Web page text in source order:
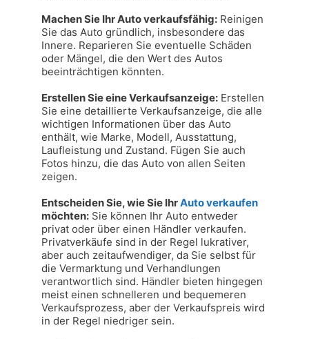
Machen Sie Ihr Auto verkaufsfähig: Reinigen
Sie das Auto gründlich, insbesondere das
Innere. Reparieren Sie eventuelle Schäden
oder Mängel, die den Wert des Autos
beeinträchtigen könnten.
Erstellen Sie eine Verkaufsanzeige: Erstellen
Sie eine detaillierte Verkaufsanzeige, die alle
wichtigen Informationen über das Auto
enthält, wie Marke, Modell, Ausstattung,
Laufleistung und Zustand. Fügen Sie auch
Fotos hinzu, die das Auto von allen Seiten
zeigen.
Entscheiden Sie, wie Sie Ihr Auto verkaufen
möchten: Sie können Ihr Auto entweder
privat oder über einen Händler verkaufen.
Privatverkäufe sind in der Regel lukrativer,
aber auch zeitaufwendiger, da Sie selbst für
die Vermarktung und Verhandlungen
verantwortlich sind. Händler bieten hingegen
meist einen schnelleren und bequemeren
Verkaufsprozess, aber der Verkaufspreis wird
in der Regel niedriger sein.